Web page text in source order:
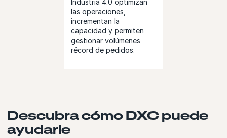
Industria 4.0 optimizan
las operaciones,
incrementan la
capacidad y permiten
gestionar volúmenes
récord de pedidos.
Descubra cómo DXC puede
ayudarle